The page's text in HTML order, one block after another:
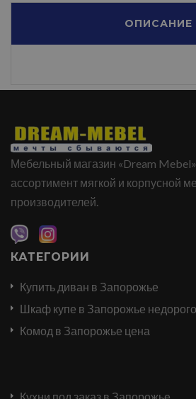
ОПИСАНИЕ
Мебельный магазин «Dream
ассортимент мягкой и корпусной
производителей.
КАТЕГОРИИ
Купить диван в Запорожье
Шкаф купе в Запорожье недорого
Комод в Запорожье цена
Кухни под заказ в Запорожье